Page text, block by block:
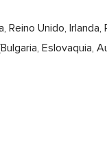
Unido, Irlanda,
Eslovaquia,